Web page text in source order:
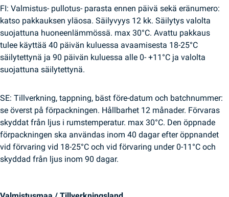
FI: Valmistus- pullotus- parasta ennen päivä sekä eränumero:
katso pakkauksen yläosa. Säilyvyys 12 kk. Säilytys valolta
suojattuna huoneenlämmössä. max 30°C. Avattu pakkaus
tulee käyttää 40 päivän kuluessa avaamisesta 18-25°C
säilytettynä ja 90 päivän kuluessa alle 0- +11°C ja valolta
suojattuna säilytettynä.
SE: Tillverkning, tappning, bäst före-datum och batchnummer:
se överst på förpackningen. Hållbarhet 12 månader. Förvaras
skyddat från ljus i rumstemperatur. max 30°C. Den öppnade
förpackningen ska användas inom 40 dagar efter öppnandet
vid förvaring vid 18-25°C och vid förvaring under 0-11°C och
skyddad från ljus inom 90 dagar.